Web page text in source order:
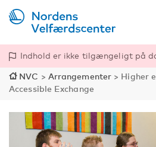
Indhold er ikke tilgængeligt på
NVC > Arrangementer > Higher
Accessible Exchange